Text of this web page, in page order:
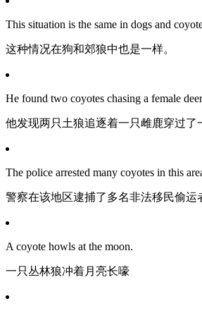
This situation is the same in dogs and
这种情况在狗和郊狼中也是一样。
He found two coyotes chasing a female
他发现两只土狼追逐着一只雌鹿穿过了
The police arrested many coyotes in this
警察在该地区逮捕了多名非法移民偷运
A coyote howls at the moon.
一只丛林狼冲着月亮长嚎